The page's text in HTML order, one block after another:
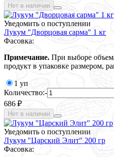
Нет в наличии
Уведомить о поступлении
Лукум "Дворцовая сарма" 1 кг
Фасовка:
Примечание. При выборе
продукт в упаковке размером,
1 уп
Количество:-
686 ₽
Нет в наличии
Уведомить о поступлении
Лукум "Царский Элит" 200 гр
Фасовка: